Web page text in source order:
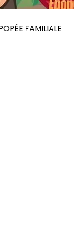
FAMILIALE